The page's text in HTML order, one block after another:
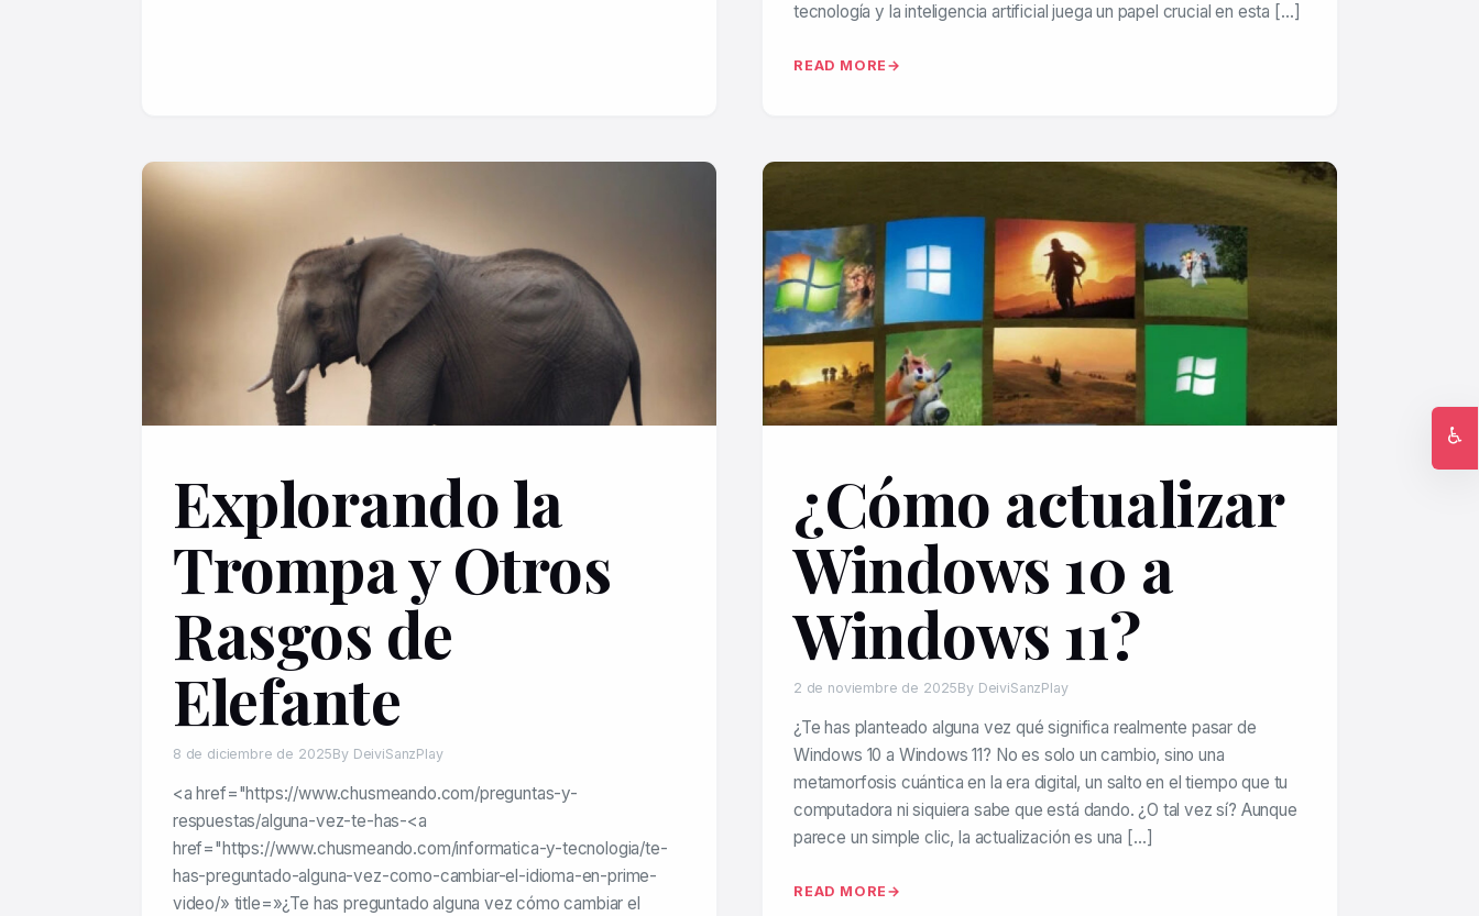
tecnología y la inteligencia artificial juega un papel crucial en esta […]
READ MORE
Explorando la
Trompa y Otros
Rasgos de
Elefante
8 de diciembre de 2025By DeiviSanzPlay
<a href="https://www.chusmeando.com/preguntas-y-
respuestas/alguna-vez-te-has-<a
href="https://www.chusmeando.com/informatica-y-tecnologia/te-
has-preguntado-alguna-vez-como-cambiar-el-idioma-en-prime-
video/» title=»¿Te has preguntado alguna vez cómo cambiar el
¿Cómo actualizar
Windows 10 a
Windows 11?
2 de noviembre de 2025By DeiviSanzPlay
¿Te has planteado alguna vez qué significa realmente pasar de
Windows 10 a Windows 11? No es solo un cambio, sino una
metamorfosis cuántica en la era digital, un salto en el tiempo que tu
computadora ni siquiera sabe que está dando. ¿O tal vez sí? Aunque
parece un simple clic, la actualización es una […]
READ MORE
♿